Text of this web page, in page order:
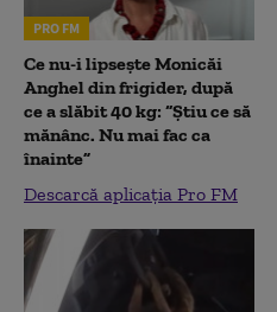
PRO FM
Ce nu-i lipsește Monicăi
Anghel din frigider, după
ce a slăbit 40 kg: “Știu ce să
mănânc. Nu mai fac ca
înainte”
Descarcă aplicația Pro FM